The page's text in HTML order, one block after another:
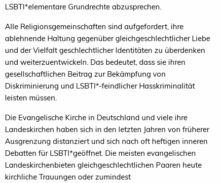
LSBTI*elementare Grundrechte abzusprechen.
Alle Religionsgemeinschaften sind aufgefordert, ihre
ablehnende Haltung gegenüber gleichgeschlechtlicher Liebe
und der Vielfalt geschlechtlicher Identitäten zu überdenken
und weiterzuentwickeln. Das bedeutet, dass sie ihren
gesellschaftlichen Beitrag zur Bekämpfung von
Diskriminierung und LSBTI*-feindlicher Hasskriminalität
leisten müssen.
Die Evangelische Kirche in Deutschland und viele ihre
Landeskirchen haben sich in den letzten Jahren von früherer
Ausgrenzung distanziert und sich nach oft heftigen inneren
Debatten für LSBTI*geöffnet. Die meisten evangelischen
Landeskirchenbieten gleichgeschlechtlichen Paaren heute
kirchliche Trauungen oder zumindest